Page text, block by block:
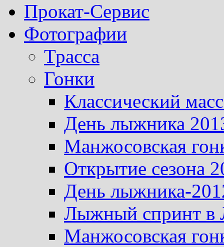
Прокат-Сервис
Фотографии
Трасса
Гонки
Классический
День лыжника
Манжосовская
Открытие сезона
День лыжника-
Лыжный спринт в
Манжосовская